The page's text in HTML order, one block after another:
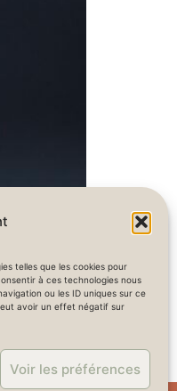
telles que les cookies pour
à ces technologies nous
ou les ID uniques sur ce
avoir un effet négatif sur
Voir les préférences
et
est